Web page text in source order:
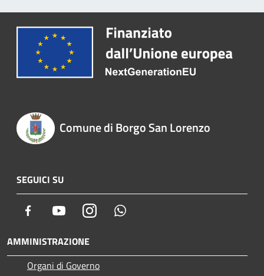
Comune di Borgo San Lorenzo
SEGUICI SU
Facebook YoutubeInstagram
AMMINISTRAZIONE
Organi di Governo